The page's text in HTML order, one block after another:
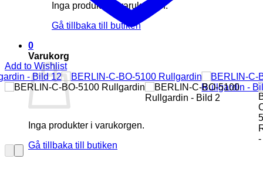
Inga produkter i varukorgen.
Gå tillbaka till butiken
0
Varukorg
Inga produkter i varukorgen.
Gå tillbaka till butiken
Add to Wishlist